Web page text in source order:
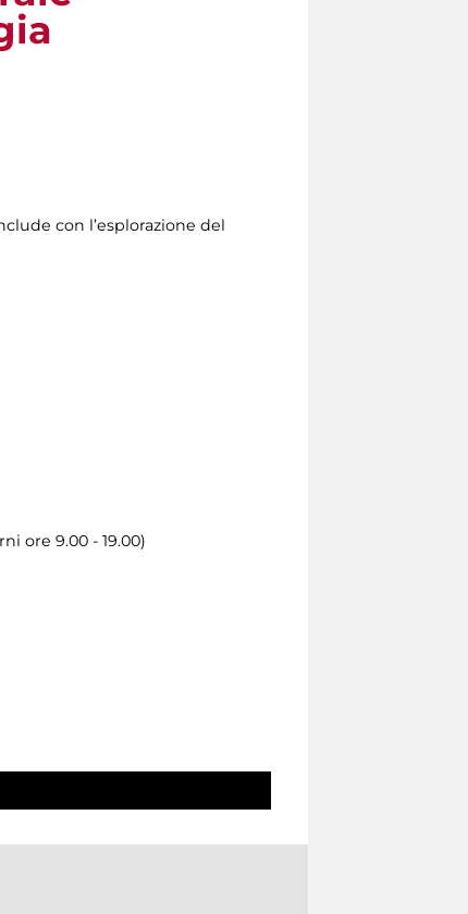
con l’esplorazione del
ore 9.00 - 19.00)